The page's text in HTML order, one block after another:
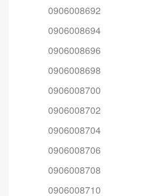
0906008692
0906008694
0906008696
0906008698
0906008700
0906008702
0906008704
0906008706
0906008708
0906008710